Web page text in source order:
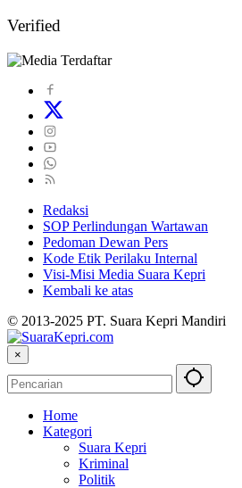
Verified
Redaksi
SOP Perlindungan Wartawan
Pedoman Dewan Pers
Kode Etik Perilaku Internal
Visi-Misi Media Suara Kepri
Kembali ke atas
© 2013-2025 PT. Suara Kepri Mandiri
×
Home
Kategori
Suara Kepri
Kriminal
Politik